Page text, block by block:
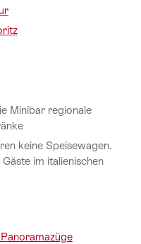
Minibar regionale
keine Speisewagen.
im italienischen